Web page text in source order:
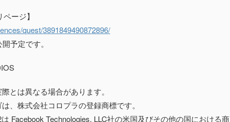
ージ】
quest/3891849490872896/
予定です。
とは異なる場合があります。
、株式会社コロプラの登録商標です。
Facebook Technologies, LLC社の米国及びその他の国における商